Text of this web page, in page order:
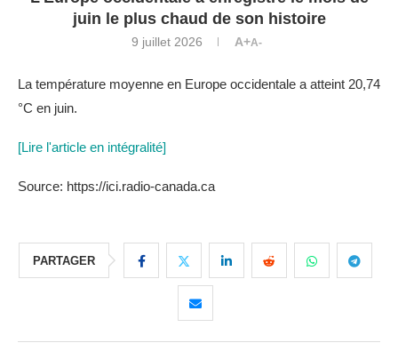
juin le plus chaud de son histoire
9 juillet 2026 A+A-
La température moyenne en Europe occidentale a atteint 20,74
°C en juin.
[Lire l'article en intégralité]
Source: https://ici.radio-canada.ca
PARTAGER